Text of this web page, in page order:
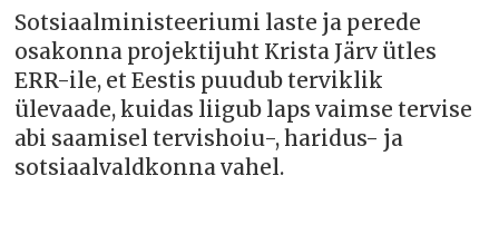
Sotsiaalministeeriumi laste ja perede
osakonna projektijuht Krista Järv ütles
ERR-ile, et Eestis puudub terviklik
ülevaade, kuidas liigub laps vaimse tervise
abi saamisel tervishoiu-, haridus- ja
sotsiaalvaldkonna vahel.